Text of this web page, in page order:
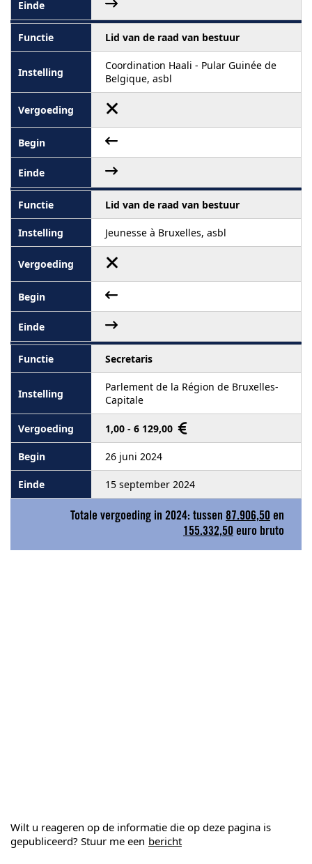
Lid van de raad van bestuur
Coordination Haali - Pular Guinée de
Belgique, asbl
Lid van de raad van bestuur
Jeunesse à Bruxelles, asbl
Secretaris
Parlement de la Région de Bruxelles-
Capitale
1,00 - 6 129,00
26 juni 2024
15 september 2024
Totale vergoeding in 2024: tussen 87.906,50 en
155.332,50 euro bruto
Wilt u reageren op de informatie die op deze pagina is
gepubliceerd? Stuur me een bericht